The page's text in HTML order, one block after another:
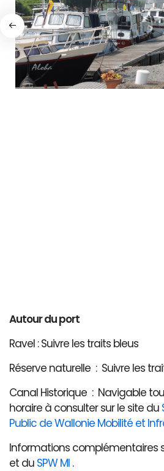
Autour du port
Ravel : Suivre les traits bleus
Réserve naturelle : Suivre les
Canal Historique : Navigable
horaire à consulter sur le site du
Public de Wallonie Mobilité et
Informations complémentaires
et du SPW MI .